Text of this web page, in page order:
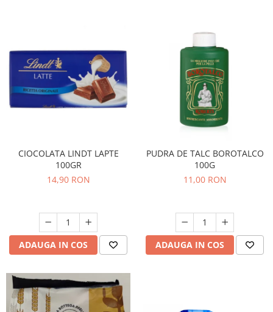
CIOCOLATA LINDT LAPTE
100GR
14,90 RON
ADAUGA IN COS
PUDRA DE TALC BOROTALCO
100G
11,00 RON
ADAUGA IN COS